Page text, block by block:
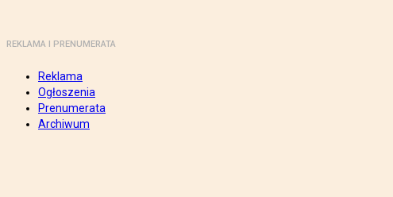
REKLAMA I PRENUMERATA
Reklama
Ogłoszenia
Prenumerata
Archiwum